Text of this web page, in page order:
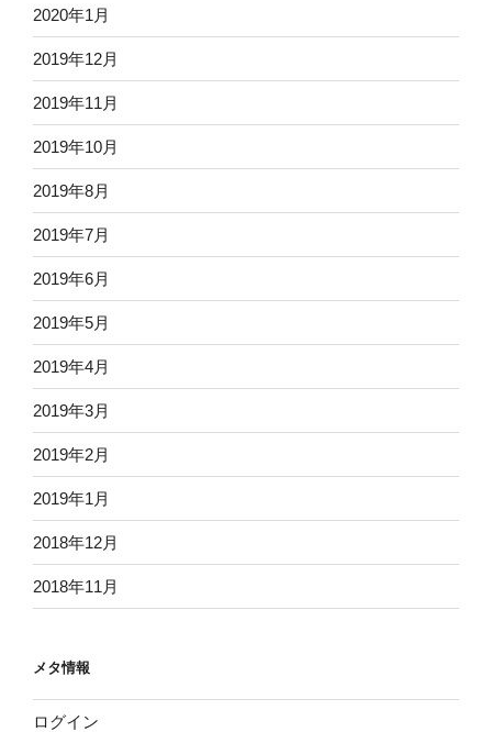
2020年1月
2019年12月
2019年11月
2019年10月
2019年8月
2019年7月
2019年6月
2019年5月
2019年4月
2019年3月
2019年2月
2019年1月
2018年12月
2018年11月
メタ情報
ログイン